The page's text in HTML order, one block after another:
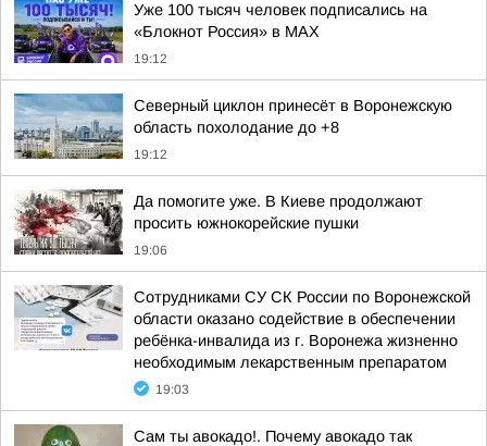
Уже 100 тысяч человек подписались на
«Блокнот Россия» в МАХ
19:12
Северный циклон принесёт в Воронежскую
область похолодание до +8
19:12
Да помогите уже. В Киеве продолжают
просить южнокорейские пушки
19:06
Сотрудниками СУ СК России по Воронежской
области оказано содействие в обеспечении
ребёнка-инвалида из г. Воронежа жизненно
необходимым лекарственным препаратом
19:03
Сам ты авокадо!. Почему авокадо так